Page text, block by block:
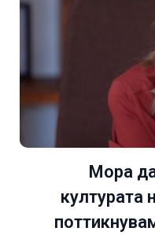
Мора
културата